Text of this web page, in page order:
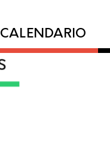
CALENDARIO